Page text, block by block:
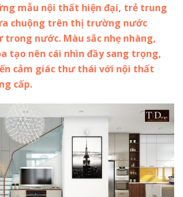
mẫu nội thất hiện đại, trẻ trung
chuộng trên thị trường nước
trong nước. Màu sắc nhẹ nhàng,
tạo nên cái nhìn đầy sang trọng,
cảm giác thư thái với nội thất
cấp.